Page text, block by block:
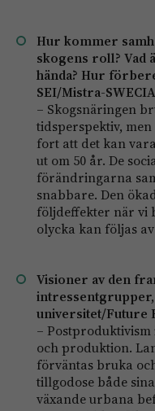
Hur kommer
skogens roll? Vad
hända? Hur
SEI/Mistra-­SWECIA
– Skogsnäringen
tidsperspektiv,
fort att det kan
ut om 50 år. De
förändringarna
snabbare. Den
följdeffekter när vi
olycka kan följas
Visioner av den
intressentgrupper,
universitet/Future
–
och produktion.
förväntas bruka
tillgodose både
växande urbana